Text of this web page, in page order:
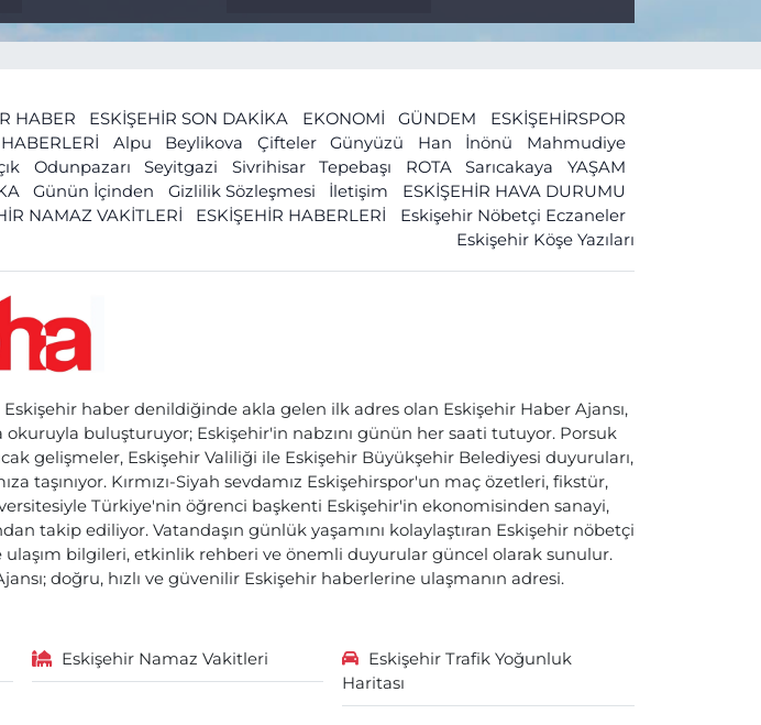
HABER ESKİŞEHİR SON DAKİKA EKONOMİ GÜNDEM
ESKİŞEHİRSPOR
Alpu Beylikova Çifteler Günyüzü Han İnönü
Mahmudiye
Odunpazarı Seyitgazi Sivrihisar Tepebaşı ROTA Sarıcakaya
YAŞAM
Günün İçinden Gizlilik Sözleşmesi İletişim
ESKİŞEHİR HAVA DURUMU
NAMAZ VAKİTLERİ
ESKİŞEHİR HABERLERİ
Eskişehir Nöbetçi Eczaneler
Eskişehir Köşe Yazıları
haber denildiğinde akla gelen ilk adres olan Eskişehir Haber Ajansı,
okuruyla buluşturuyor; Eskişehir'in nabzını günün her saati tutuyor. Porsuk
gelişmeler, Eskişehir Valiliği ile Eskişehir Büyükşehir Belediyesi duyuruları,
taşınıyor. Kırmızı-Siyah sevdamız Eskişehirspor'un maç özetleri, fikstür,
Türkiye'nin öğrenci başkenti Eskişehir'in ekonomisinden sanayi,
takip ediliyor. Vatandaşın günlük yaşamını kolaylaştıran Eskişehir nöbetçi
bilgileri, etkinlik rehberi ve önemli duyurular güncel olarak sunulur.
doğru, hızlı ve güvenilir Eskişehir haberlerine ulaşmanın adresi.
Eskişehir Namaz Vakitleri
Eskişehir Trafik Yoğunluk
Haritası